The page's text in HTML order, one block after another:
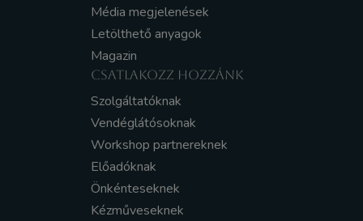
Média megjelenések
Letölthető anyagok
Magazin
CSATLAKOZZ HOZZÁNK
Szolgáltatóknak
Vendéglátósoknak
Workshop partnereknek
Előadóknak
Önkénteseknek
Kézműveseknek